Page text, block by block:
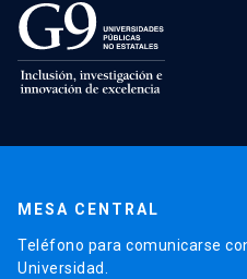
MESA CENTRAL
Teléfono para comunicarse
Universidad.